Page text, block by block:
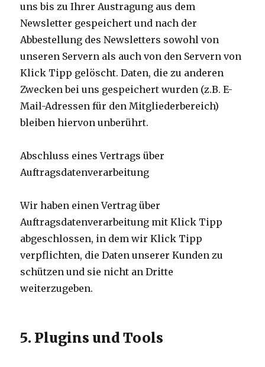
uns bis zu Ihrer Austragung aus dem
Newsletter gespeichert und nach der
Abbestellung des Newsletters sowohl von
unseren Servern als auch von den Servern von
Klick Tipp gelöscht. Daten, die zu anderen
Zwecken bei uns gespeichert wurden (z.B. E-
Mail-Adressen für den Mitgliederbereich)
bleiben hiervon unberührt.
Abschluss eines Vertrags über
Auftragsdatenverarbeitung
Wir haben einen Vertrag über
Auftragsdatenverarbeitung mit Klick Tipp
abgeschlossen, in dem wir Klick Tipp
verpflichten, die Daten unserer Kunden zu
schützen und sie nicht an Dritte
weiterzugeben.
5. Plugins und Tools